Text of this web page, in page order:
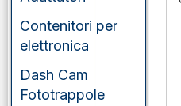
Contenitori per
elettronica
Dash Cam
Fototrappole